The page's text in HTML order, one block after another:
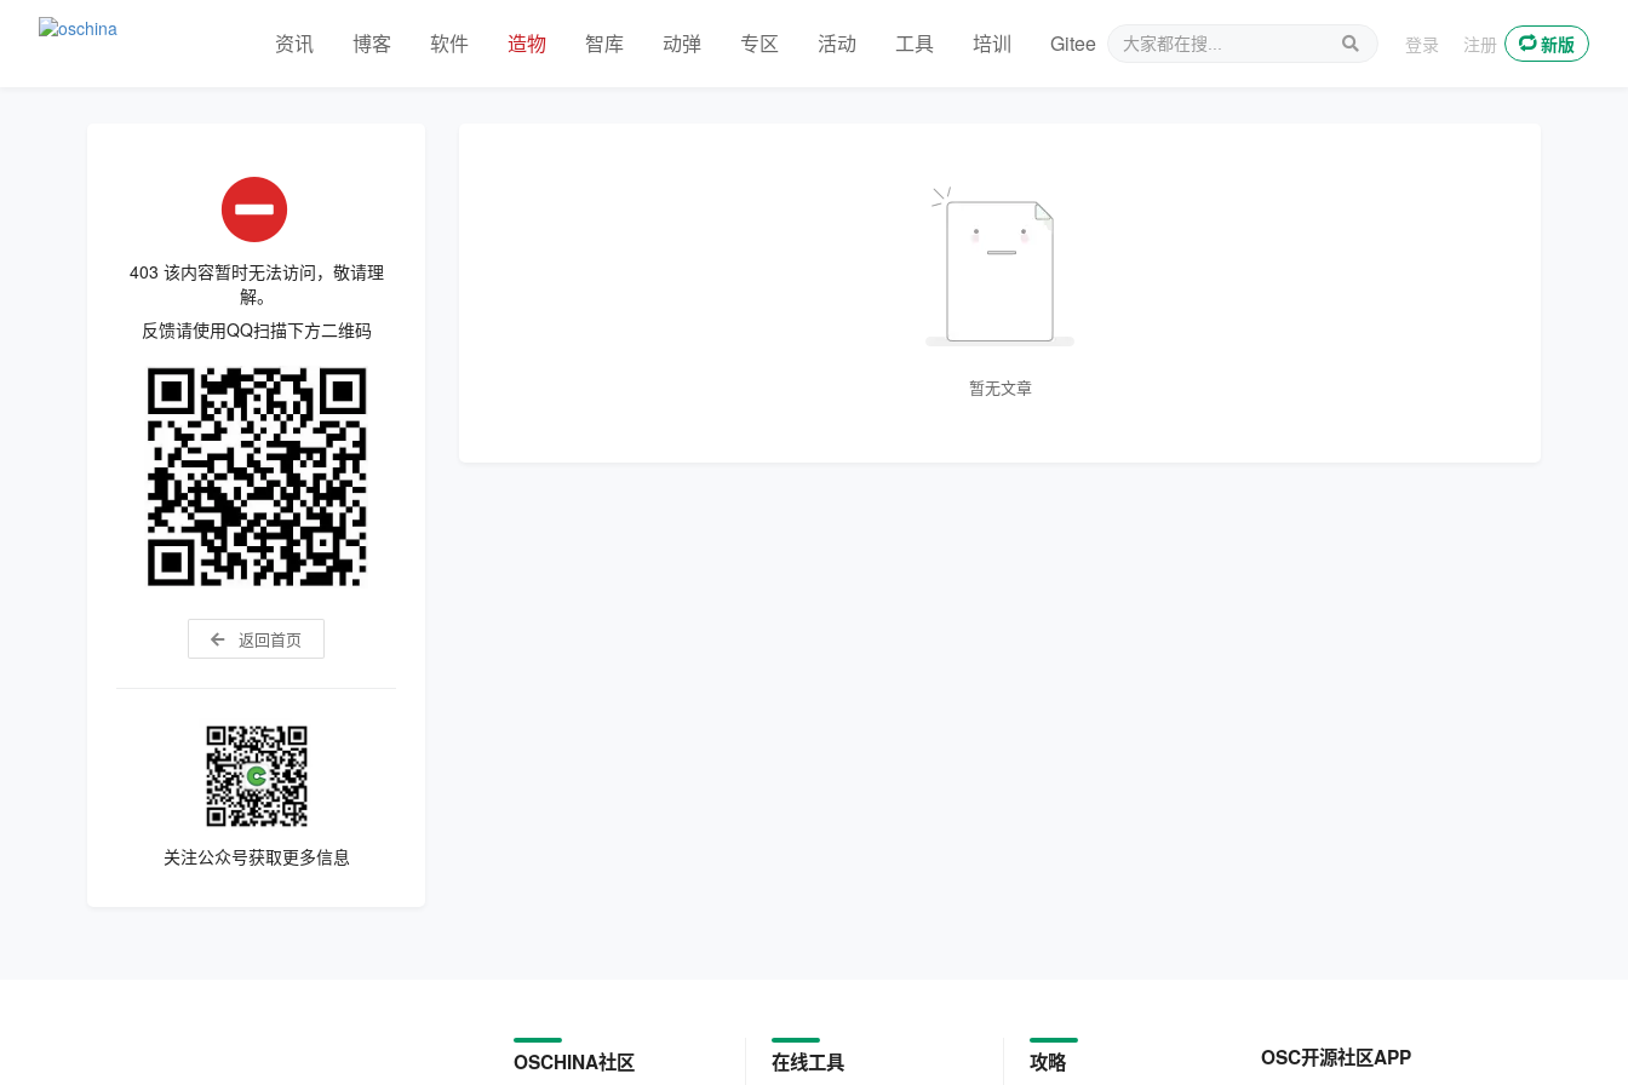
资讯 博客 软件 造物 智库 动弹 专区 活动 工具 培训 Gitee 新媒体 登录 注册 新版
403 该内容暂时无法访问，敬请理
解。
反馈请使用QQ扫描下方二维码
返回首页
关注公众号获取更多信息
暂无文章
OSCHINA社区 在线工具 攻略 OSC开源社区APP